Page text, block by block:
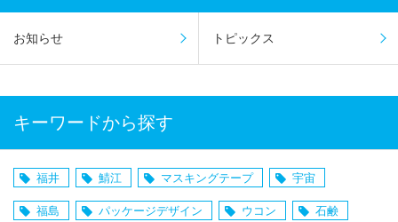
お知らせ トピックス
キーワードから探す
福井 鯖江 マスキングテープ 宇宙
福島 パッケージデザイン ウコン 石鹸